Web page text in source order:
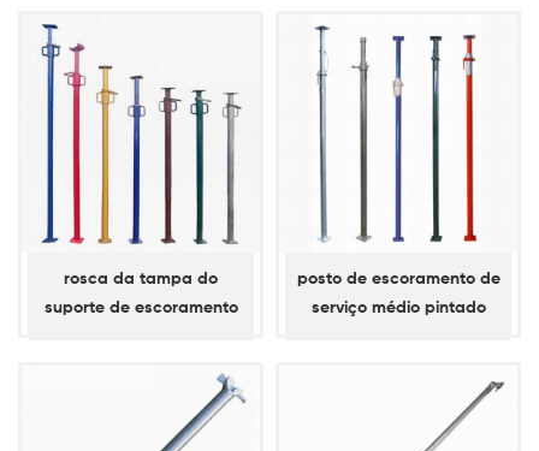
rosca da tampa do
suporte de escoramento
posto de escoramento de
serviço médio pintado